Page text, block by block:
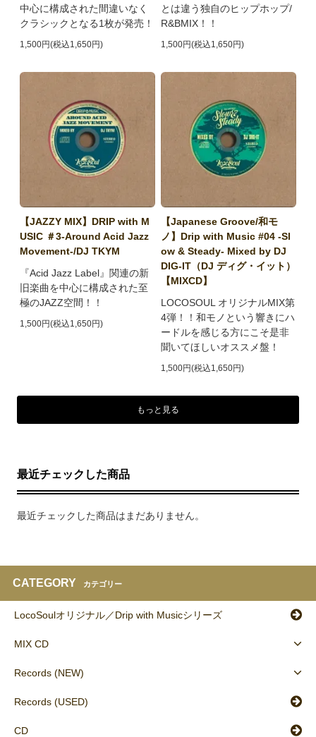
中心に構成された間違いなく
クラシックとなる1枚が発売！
1,500円(税込1,650円)
とは違う独自のヒップホップ/
R&BMIX！！
1,500円(税込1,650円)
【JAZZY MIX】DRIP with M
USIC ＃3-Around Acid Jazz
Movement-/DJ TKYM
『Acid Jazz Label』関連の新
旧楽曲を中心に構成された至
極のJAZZ空間！！
1,500円(税込1,650円)
【Japanese Groove/和モ
ノ】Drip with Music #04 -Sl
ow & Steady- Mixed by DJ
DIG-IT（DJ ディグ・イット）
【MIXCD】
LOCOSOUL オリジナルMIX第
4弾！！和モノという響きにハ
ードルを感じる方にこそ是非
聞いてほしいオススメ盤！
1,500円(税込1,650円)
もっと見る
最近チェックした商品
最近チェックした商品はまだありません。
CATEGORY カテゴリー
LocoSoulオリジナル／Drip with Musicシリーズ
MIX CD
Records (NEW)
Records (USED)
CD